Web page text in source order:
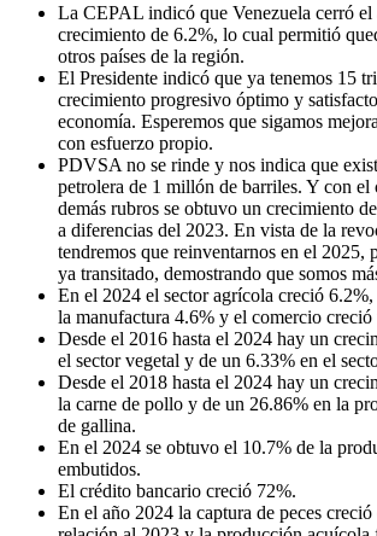
La CEPAL indicó que Venezuela cerró el
crecimiento de 6.2%, lo cual permitió
otros países de la región.
El Presidente indicó que ya tenemos 15
crecimiento progresivo óptimo y
economía. Esperemos que sigamos
con esfuerzo propio.
PDVSA no se rinde y nos indica que
petrolera de 1 millón de barriles. Y con el
demás rubros se obtuvo un crecimiento
a diferencias del 2023. En vista de la
tendremos que reinventarnos en el 2025,
ya transitado, demostrando que somos
En el 2024 el sector agrícola creció
la manufactura 4.6% y el comercio creció
Desde el 2016 hasta el 2024 hay un
el sector vegetal y de un 6.33% en el
Desde el 2018 hasta el 2024 hay un
la carne de pollo y de un 26.86% en la
de gallina.
En el 2024 se obtuvo el 10.7% de la
embutidos.
El crédito bancario creció 72%.
En el año 2024 la captura de peces